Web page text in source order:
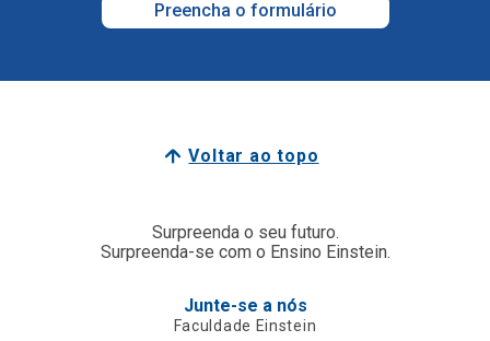
Preencha o formulário
Voltar ao topo
Surpreenda o seu futuro.
Surpreenda-se com o Ensino Einstein.
Junte-se a nós
Faculdade Einstein